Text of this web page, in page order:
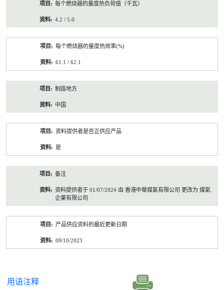
每个燃烧器的量度热负荷值（千瓦）
4.2 / 5.0
每个燃烧器的量度热效率(%)
61.1 / 62.1
制造地方
中国
资料提供者是否正供应产品
是
备注
资料提供者于 01/07/2024 由 香港中華煤氣有限公司 更改为 煤氣
企業有限公司
产品供应资料的最近更新日期
09/10/2023
用语注释